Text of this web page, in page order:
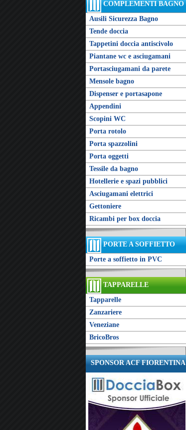
COMPLEMENTI BAGNO
Ausili Sicurezza Bagno
Tende doccia
Tappetini doccia antiscivolo
Piantane wc e asciugamani
Portasciugamani da parete
Mensole bagno
Dispenser e portasapone
Appendini
Scopini WC
Porta rotolo
Porta spazzolini
Porta oggetti
Tessile da bagno
Hotellerie e spazi pubblici
Asciugamani elettrici
Gettoniere
Ricambi per box doccia
PORTE A SOFFIETTO
Porte a soffietto in PVC
TAPPARELLE
Tapparelle
Zanzariere
Veneziane
BricoBros
SPONSOR ACF FIORENTINA